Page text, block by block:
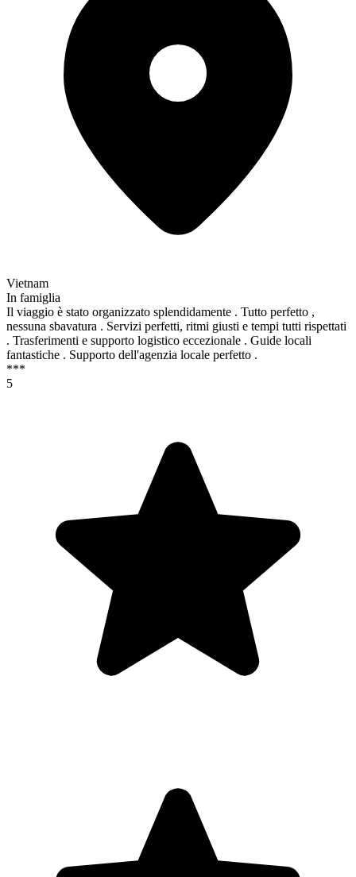
Vietnam
In famiglia
Il viaggio è stato organizzato splendidamente . Tutto perfetto ,
nessuna sbavatura . Servizi perfetti, ritmi giusti e tempi tutti rispettati
. Trasferimenti e supporto logistico eccezionale . Guide locali
fantastiche . Supporto dell'agenzia locale perfetto .
***
5